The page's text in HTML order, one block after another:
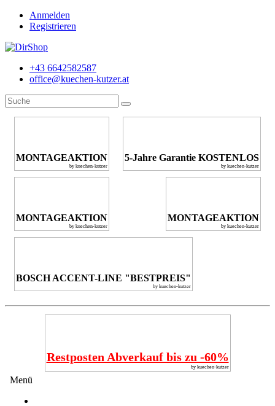
Anmelden
Registrieren
+43 6642582587
office@kuechen-kutzer.at
MONTAGEAKTION
by kuechen-kutzer
5-Jahre Garantie KOSTENLOS
by kuechen-kutzer
MONTAGEAKTION
by kuechen-kutzer
MONTAGEAKTION
by kuechen-kutzer
BOSCH ACCENT-LINE "BESTPREIS"
by kuechen-kutzer
Restposten Abverkauf bis zu -60%
by kuechen-kutzer
Menü